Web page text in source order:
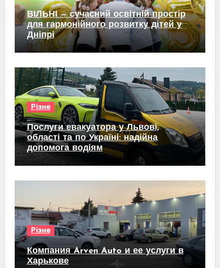
ВІЛЬНІ — сучасний освітній простір
для гармонійного розвитку дітей у
Дніпрі
Різне
Послуги евакуатора у Львові,
області та по Україні: надійна
допомога водіям
Різне
Компания Arven Auto и ее услуги в
Харькове